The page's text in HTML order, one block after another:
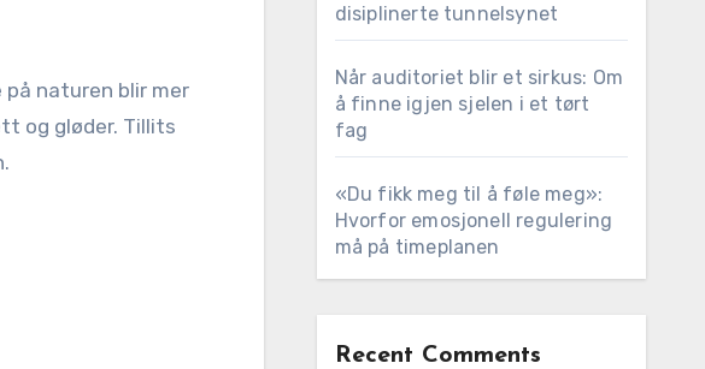
på naturen blir mer
og gløder. Tillits
disiplinerte tunnelsynet
Når auditoriet blir et sirkus: Om
å finne igjen sjelen i et tørt
fag
«Du fikk meg til å føle meg»:
Hvorfor emosjonell regulering
må på timeplanen
Recent Comments